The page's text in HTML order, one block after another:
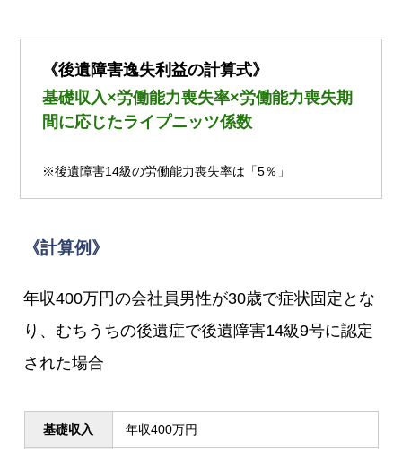
《後遺障害逸失利益の計算式》
基礎収入×労働能力喪失率×労働能力喪失期
間に応じたライプニッツ係数
※後遺障害14級の労働能力喪失率は「5％」
《計算例》
年収400万円の会社員男性が30歳で症状固定とな
り、むちうちの後遺症で後遺障害14級9号に認定
された場合
基礎収入 年収400万円